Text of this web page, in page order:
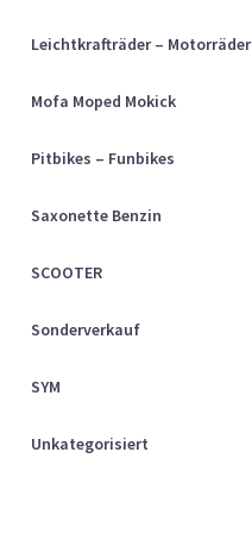
Leichtkrafträder – Motorräder
Mofa Moped Mokick
Pitbikes – Funbikes
Saxonette Benzin
SCOOTER
Sonderverkauf
SYM
Unkategorisiert